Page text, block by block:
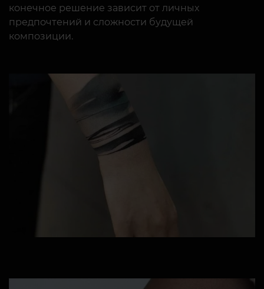
конечное решение зависит от личных
предпочтений и сложности будущей
композиции.